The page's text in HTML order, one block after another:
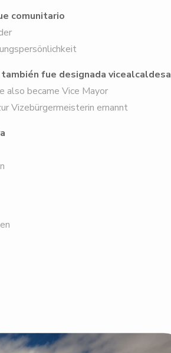
comunitario
fue designada vicealcaldesa
also became Vice Mayor
Vizebürgermeisterin ernannt